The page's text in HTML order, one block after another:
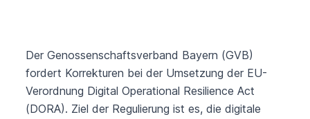
Der Genossenschaftsverband Bayern (GVB)
fordert Korrekturen bei der Umsetzung der EU-
Verordnung Digital Operational Resilience Act
(DORA). Ziel der Regulierung ist es, die digitale